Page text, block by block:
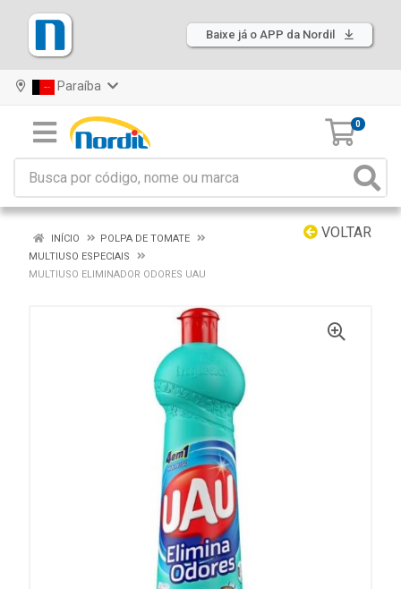
Baixe já o APP da Nordil
Paraíba
0
VOLTAR
INÍCIO
POLPA DE TOMATE
MULTIUSO ESPECIAIS
MULTIUSO ELIMINADOR ODORES UAU